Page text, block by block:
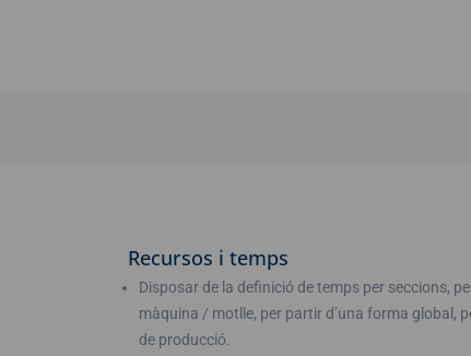
Recursos i temps
Disposar de la definició de temps per seccions,
màquina / motlle, per partir d’una forma global,
de producció.